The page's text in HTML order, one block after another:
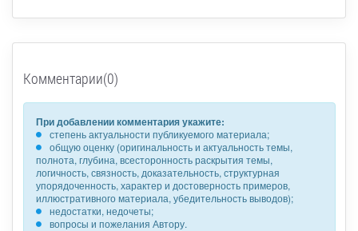
Комментарии(0)
При добавлении комментария укажите:
степень актуальности публикуемого материала;
общую оценку (оригинальность и актуальность темы,
полнота, глубина, всесторонность раскрытия темы,
логичность, связность, доказательность, структурная
упорядоченность, характер и достоверность примеров,
иллюстративного материала, убедительность выводов);
недостатки, недочеты;
вопросы и пожелания Автору.